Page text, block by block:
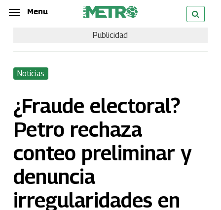
Skip
content
Menu
Publicidad
Noticias
¿Fraude electoral?
Petro rechaza
conteo preliminar y
denuncia
irregularidades en
Menu